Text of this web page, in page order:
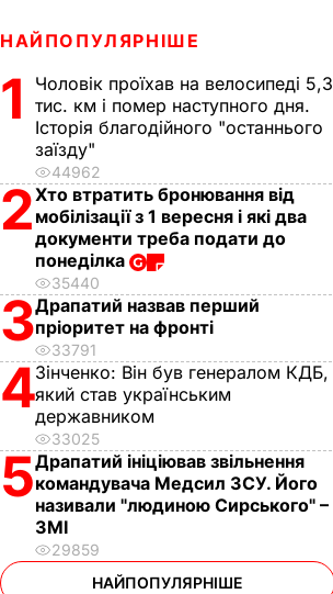
НАЙПОПУЛЯРНІШЕ
1
Чоловік проїхав на велосипеді 5,3
тис. км і помер наступного дня.
Історія благодійного "останнього
заїзду"
44962
2Хто втратить бронювання від
мобілізації з 1 вересня і які два
документи треба подати до
понеділка
35440
3Драпатий назвав перший
пріоритет на фронті
33791
4Зінченко: Він був генералом КДБ,
який став українським
державником
33025
5Драпатий ініціював звільнення
командувача Медсил ЗСУ. Його
називали "людиною Сирського" –
ЗМІ
29859
НАЙПОПУЛЯРНІШЕ